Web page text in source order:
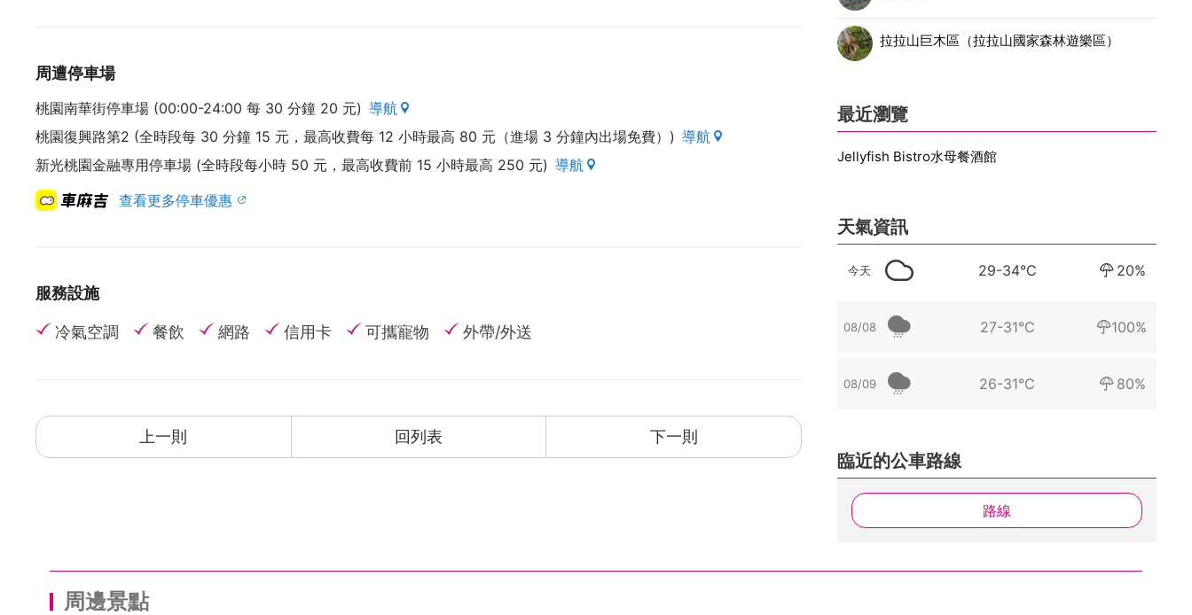
周遭停車場
桃園南華街停車場 (00:00-24:00 每 30 分鐘 20 元) 導航
桃園復興路第2 (全時段每 30 分鐘 15 元，最高收費每 12 小時最高 80 元（進場 3 分鐘內出場免費）) 導航
新光桃園金融專用停車場 (全時段每小時 50 元，最高收費前 15 小時最高 250 元) 導航
查看更多停車優惠
服務設施
冷氣空調 餐飲 網路 信用卡 可攜寵物 外帶/外送
上一則 回列表 下一則
拉拉山巨木區（拉拉山國家森林遊樂區）
最近瀏覽
Jellyfish Bistro水母餐酒館
天氣資訊
今天 29-34°C 20%
08/08 27-31°C 100%
08/09 26-31°C 80%
臨近的公車路線
路線
周邊景點